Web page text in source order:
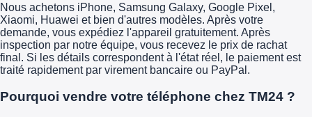
Nous achetons iPhone, Samsung Galaxy, Google Pixel,
Xiaomi, Huawei et bien d'autres modèles. Après votre
demande, vous expédiez l'appareil gratuitement. Après
inspection par notre équipe, vous recevez le prix de rachat
final. Si les détails correspondent à l'état réel, le paiement est
traité rapidement par virement bancaire ou PayPal.
Pourquoi vendre votre téléphone chez TM24 ?